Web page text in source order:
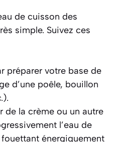
de cuisson des
simple. Suivez ces
préparer votre base de
d’une poêle, bouillon
de la crème ou un autre
l’eau de
fouettant énergiquement